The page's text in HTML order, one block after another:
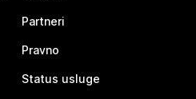
Partneri
Pravno
Status usluge